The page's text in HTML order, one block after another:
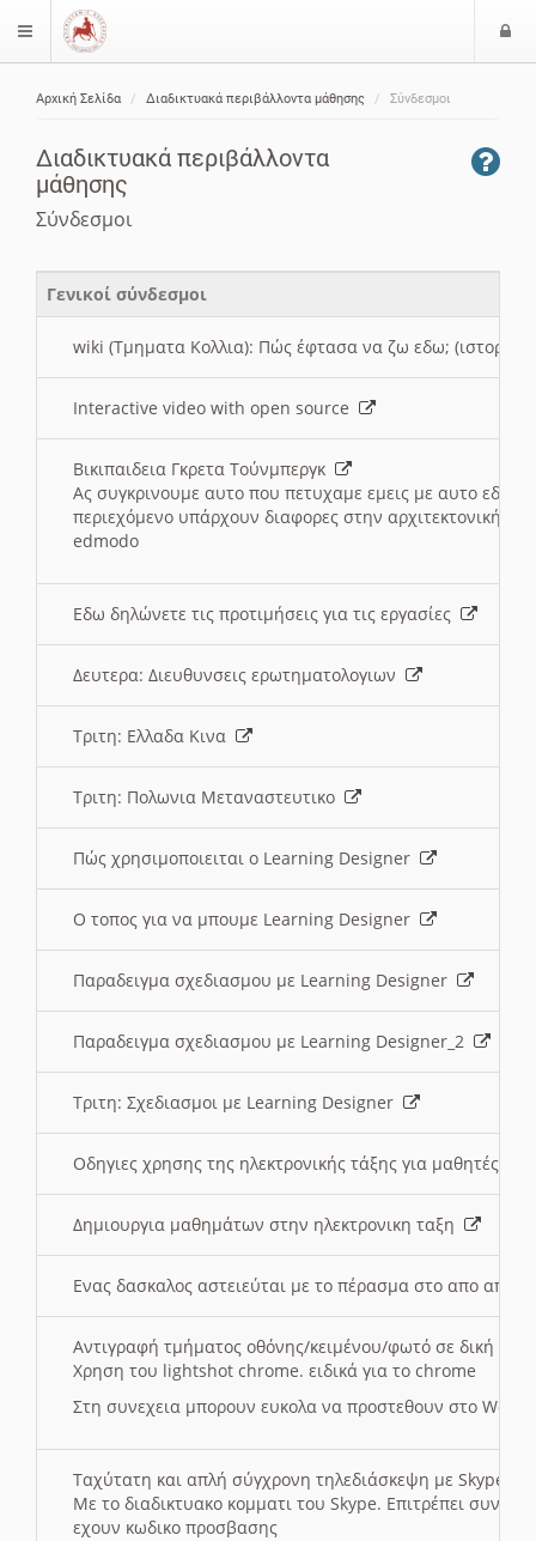
$langMenu
Αρχική Σελίδα Διαδικτυακά περιβάλλοντα μάθησης Σύνδεσμοι
Διαδικτυακά περιβάλλοντα
μάθησης
Σύνδεσμοι
Γενικοί σύνδεσμοι
wiki (Τμηματα Κολλια): Πώς έφτασα να ζω εδω; (ιστορια)
Interactive video with open source
Βικιπαιδεια Γκρετα Τούνμπεργκ
Ας συγκρινουμε αυτο που πετυχαμε εμεις με αυτο εδω
περιεχόμενο υπάρχουν διαφορες στην αρχιτεκτονική
edmodo
Εδω δηλώνετε τις προτιμήσεις για τις εργασίες
Δευτερα: Διευθυνσεις ερωτηματολογιων
Τριτη: Ελλαδα Κινα
Τριτη: Πολωνια Μεταναστευτικο
Πώς χρησιμοποιειται ο Learning Designer
O τοπος για να μπουμε Learning Designer
Παραδειγμα σχεδιασμου με Learning Designer
Παραδειγμα σχεδιασμου με Learning Designer_2
Τριτη: Σχεδιασμοι με Learning Designer
Οδηγιες χρησης της ηλεκτρονικής τάξης για μαθητές
Δημιουργια μαθημάτων στην ηλεκτρονικη ταξη
Ενας δασκαλος αστειεύται με το πέρασμα στο απο
Αντιγραφή τμήματος οθόνης/κειμένου/φωτό σε δική
Χρηση του lightshot chrome. ειδικά για το chrome
Στη συνεχεια μπορουν ευκολα να προστεθουν στο Word
Ταχύτατη και απλή σύγχρονη τηλεδιάσκεψη με Skype
Με το διαδικτυακο κομματι του Skype. Επιτρέπει
εχουν κωδικο προσβασης